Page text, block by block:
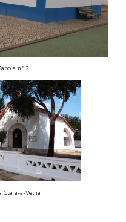
n.º 2
Clara-a-Velha